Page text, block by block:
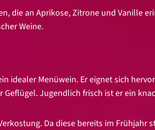
die an Aprikose, Zitrone und Vanille
Weine.
idealer Menüwein. Er eignet sich
Jugendlich frisch ist er ein
Da diese bereits im Frühjahr